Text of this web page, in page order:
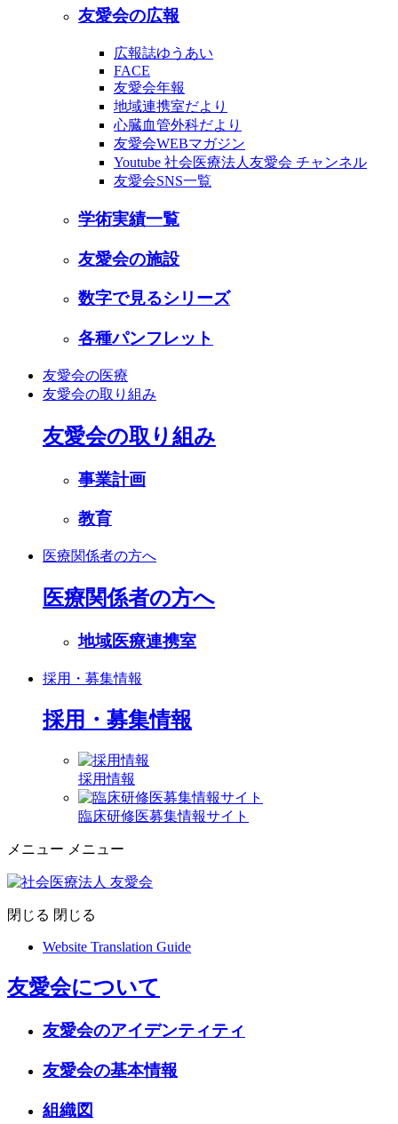
友愛会の広報
広報誌ゆうあい
FACE
友愛会年報
地域連携室だより
心臓血管外科だより
友愛会WEBマガジン
Youtube 社会医療法人友愛会 チャンネル
友愛会SNS一覧
学術実績一覧
友愛会の施設
数字で見るシリーズ
各種パンフレット
友愛会の医療
友愛会の取り組み
友愛会の取り組み
事業計画
教育
医療関係者の方へ
医療関係者の方へ
地域医療連携室
採用・募集情報
採用・募集情報
採用情報
臨床研修医募集情報サイト
メニュー メニュー
閉じる 閉じる
Website Translation Guide
友愛会について
友愛会のアイデンティティ
友愛会の基本情報
組織図